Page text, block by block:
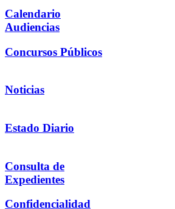
Calendario
Audiencias
Concursos Públicos
Noticias
Estado Diario
Consulta de
Expedientes
Confidencialidad